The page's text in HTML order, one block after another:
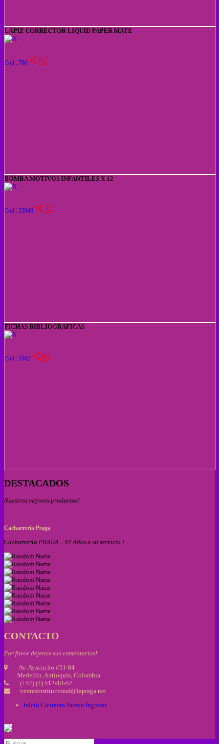
LAPIZ CORRECTOR LIQUID PAPER MATE
Cod : 706 share
BOMBA MOTIVOS INFANTILES X 12
Cod : 23940 share
FICHAS BIBLIOGRAFICAS
Cod : 3302 share
DESTACADOS
Nuestros mejores productos!
Cacharreria Praga
Cacharrería PRAGA .. 42 Años a su servicio !
CONTACTO
Por favor dejenos sus comentarios!
Av. Ayacucho #51-84
Medellin, Antioquia, Colombia
(+57) (4) 512-18-52
ventasinstitucional@lapraga.net
Inicio Contacto Nuevo Ingresar